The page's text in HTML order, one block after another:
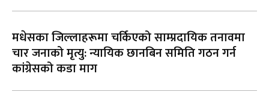
मधेसका जिल्लाहरूमा चर्किएको साम्प्रदायिक तनावमा
चार जनाको मृत्यु: न्यायिक छानबिन समिति गठन गर्न
कांग्रेसको कडा माग